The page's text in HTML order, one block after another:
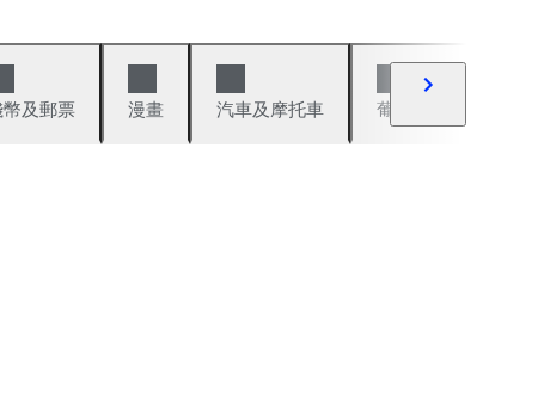
幣及郵票 漫畫 汽車及摩托車 葡萄酒與烈酒